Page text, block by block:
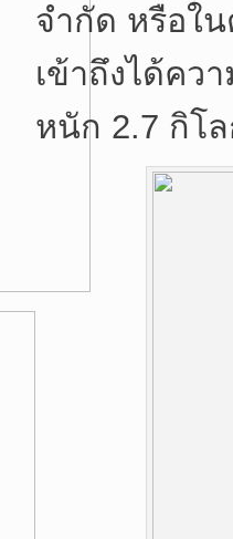
จำกัด หรือใ
เข้าถึงได้คว
หนัก 2.7 กิโ